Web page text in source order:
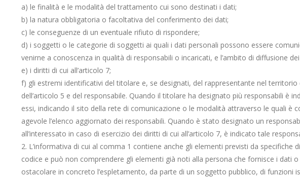
a) le finalità e le modalità del trattamento cui sono destinati i dati;
b) la natura obbligatoria o facoltativa del conferimento dei dati;
c) le conseguenze di un eventuale rifiuto di rispondere;
d) i soggetti o le categorie di soggetti ai quali i dati personali possono essere
venirne a conoscenza in qualità di responsabili o incaricati, e l’ambito di diffusione
e) i diritti di cui all’articolo 7;
f) gli estremi identificativi del titolare e, se designati, del rappresentante nel territorio
dell’articolo 5 e del responsabile. Quando il titolare ha designato più responsabili è
essi, indicando il sito della rete di comunicazione o le modalità attraverso le quali è
agevole l’elenco aggiornato dei responsabili. Quando è stato designato un
all’interessato in caso di esercizio dei diritti di cui all’articolo 7, è indicato tale
2. L’informativa di cui al comma 1 contiene anche gli elementi previsti da specifiche
codice e può non comprendere gli elementi già noti alla persona che fornisce i dati
ostacolare in concreto l’espletamento, da parte di un soggetto pubblico, di funzioni